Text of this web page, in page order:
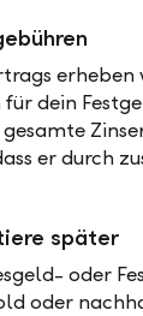
erheben
dein
er durch
später
oder
oder